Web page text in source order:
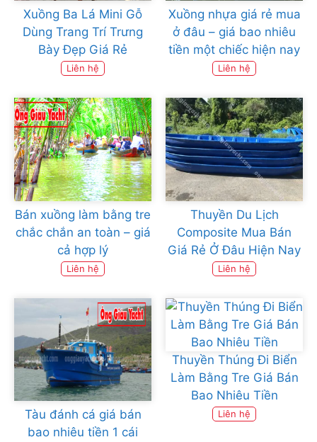
Xuồng Ba Lá Mini Gỗ
Dùng Trang Trí Trưng
Bày Đẹp Giá Rẻ
Liên hệ
Xuồng nhựa giá rẻ mua
ở đâu – giá bao nhiêu
tiền một chiếc hiện nay
Liên hệ
Bán xuồng làm bằng tre
chắc chắn an toàn – giá
cả hợp lý
Liên hệ
Thuyền Du Lịch
Composite Mua Bán
Giá Rẻ Ở Đâu Hiện Nay
Liên hệ
Tàu đánh cá giá bán
bao nhiêu tiền 1 cái
Thuyền Thúng Đi Biển
Làm Bằng Tre Giá Bán
Bao Nhiêu Tiền
Liên hệ